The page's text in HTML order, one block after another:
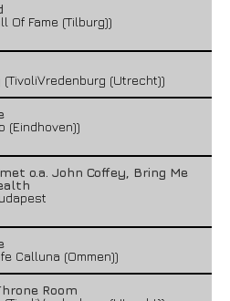
Of Fame (Tilburg))
(Utrecht))
(Eindhoven))
o.a. John Coffey, Bring Me
Calluna (Ommen))
Room